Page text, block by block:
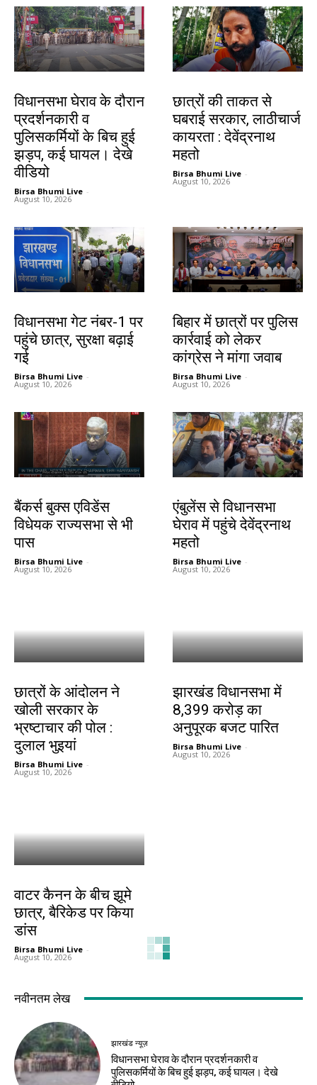
विधानसभा घेराव के दौरान
प्रदर्शनकारी व
पुलिसकर्मियों के बिच हुई
झड़प, कई घायल। देखे
वीडियो
Birsa Bhumi Live -
August 10, 2026
छात्रों की ताकत से
घबराई सरकार, लाठीचार्ज
कायरता : देवेंद्रनाथ
महतो
Birsa Bhumi Live -
August 10, 2026
विधानसभा गेट नंबर-1 पर
पहुंचे छात्र, सुरक्षा बढ़ाई
गई
Birsa Bhumi Live -
August 10, 2026
बिहार में छात्रों पर पुलिस
कार्रवाई को लेकर
कांग्रेस ने मांगा जवाब
Birsa Bhumi Live -
August 10, 2026
बैंकर्स बुक्स एविडेंस
विधेयक राज्यसभा से भी
पास
Birsa Bhumi Live -
August 10, 2026
एंबुलेंस से विधानसभा
घेराव में पहुंचे देवेंद्रनाथ
महतो
Birsa Bhumi Live -
August 10, 2026
छात्रों के आंदोलन ने
खोली सरकार के
भ्रष्टाचार की पोल :
दुलाल भुइयां
Birsa Bhumi Live -
August 10, 2026
झारखंड विधानसभा में
8,399 करोड़ का
अनुपूरक बजट पारित
Birsa Bhumi Live -
August 10, 2026
वाटर कैनन के बीच झूमे
छात्र, बैरिकेड पर किया
डांस
Birsa Bhumi Live -
August 10, 2026
नवीनतम लेख
झारखंड न्यूज़
विधानसभा घेराव के दौरान प्रदर्शनकारी व
पुलिसकर्मियों के बिच हुई झड़प, कई घायल। देखे